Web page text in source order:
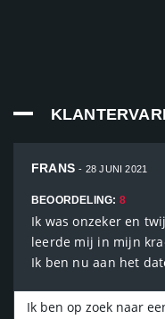
FRANS- 28 JUNI 2021
BEOORDELING: 8
Ik was onzeker en
leerde mij in mijn
Ik ben nu aan het